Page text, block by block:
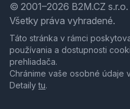
© 2001–2026 B2M.CZ s.r.o.
Všetky práva vyhradené.
Táto stránka v rámci
používania a dostupnosti
prehliadača.
Chránime vaše osobné údaje
Detailytu.